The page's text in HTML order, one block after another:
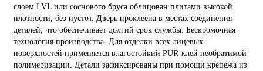
слоем LVL или соснового бруса облицован плитами высокой
плотности, без пустот. Дверь проклеена в местах соединения
деталей, что обеспечивает долгий срок службы. Бескромочная
технология производства. Для отделки всех лицевых
поверхностей применяется влагостойкий PUR-клей необратимой
полимеризации. Детали зафиксированы при помощи крепежа из